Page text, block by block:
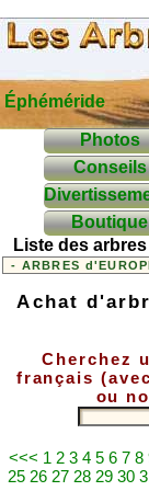
Éphéméride
Photos
Conseils
Boutique
Liste des arbres
Achat
Cherchez
français
ou
<<< 1 2 3 4 5 6 7 8
25 26 27 28 29 30